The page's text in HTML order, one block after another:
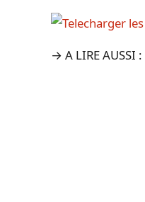
→ A LIRE AUSSI :